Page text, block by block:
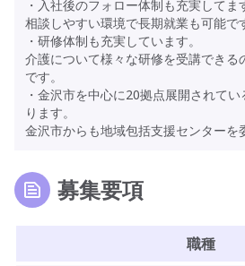
・入社後のフォロー体制も充実してま
相談しやすい環境で長期就業も可能で
・研修体制も充実しています。
介護について様々な研修を受講できる
です。
・金沢市を中心に20拠点展開されて
ります。
金沢市からも地域包括支援センターを
募集要項
職種